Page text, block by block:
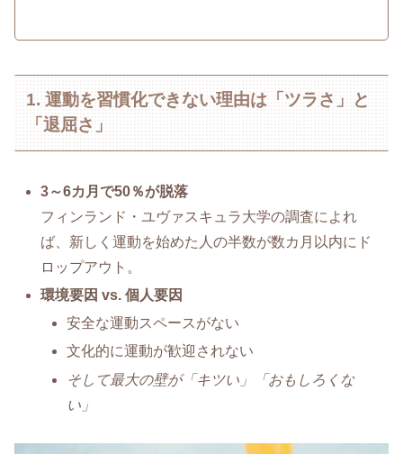
1. 運動を習慣化できない理由は「ツラさ」と
「退屈さ」
3～6カ月で50％が脱落
フィンランド・ユヴァスキュラ大学の調査によれ
ば、新しく運動を始めた人の半数が数カ月以内にド
ロップアウト。
環境要因 vs. 個人要因
安全な運動スペースがない
文化的に運動が歓迎されない
そして最大の壁が「キツい」「おもしろくな
い」